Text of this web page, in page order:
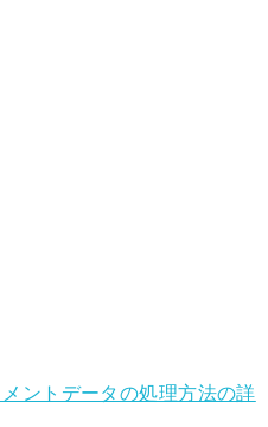
メントデータの処理方法の詳